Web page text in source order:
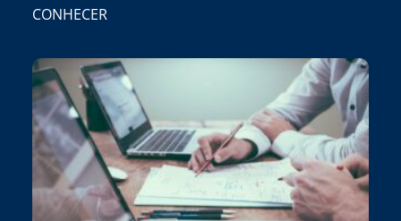
CONHECER